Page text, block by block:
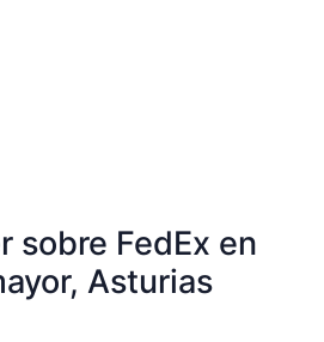
sobre FedEx en
Asturias